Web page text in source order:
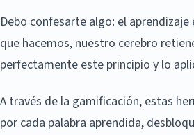
Debo confesarte algo: el
que hacemos, nuestro cerebro
perfectamente este principio y lo
A través de la gamificación, estas
por cada palabra aprendida,